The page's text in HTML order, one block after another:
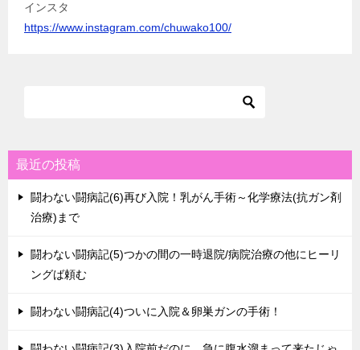
インスタ
https://www.instagram.com/chuwako100/
最近の投稿
闘わない闘病記(6)再び入院！乳がん手術～化学療法(抗ガン剤
治療)まで
闘わない闘病記(5)つかの間の一時退院/病院治療の他にヒーリ
ングば頼む
闘わない闘病記(4)ついに入院＆卵巣ガンの手術！